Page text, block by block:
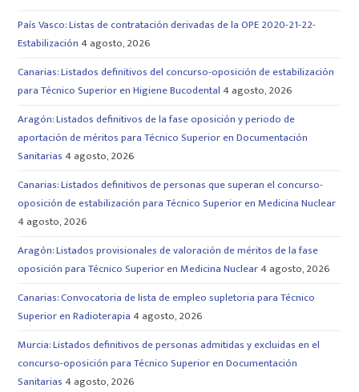
País Vasco: Listas de contratación derivadas de la OPE 2020-21-22-
Estabilización 4 agosto, 2026
Canarias: Listados definitivos del concurso-oposición de estabilización
para Técnico Superior en Higiene Bucodental 4 agosto, 2026
Aragón: Listados definitivos de la fase oposición y periodo de
aportación de méritos para Técnico Superior en Documentación
Sanitarias 4 agosto, 2026
Canarias: Listados definitivos de personas que superan el concurso-
oposición de estabilización para Técnico Superior en Medicina Nuclear
4 agosto, 2026
Aragón: Listados provisionales de valoración de méritos de la fase
oposición para Técnico Superior en Medicina Nuclear4 agosto, 2026
Canarias: Convocatoria de lista de empleo supletoria para Técnico
Superior en Radioterapia 4 agosto, 2026
Murcia: Listados definitivos de personas admitidas y excluidas en el
concurso-oposición para Técnico Superior en Documentación
Sanitarias 4 agosto, 2026